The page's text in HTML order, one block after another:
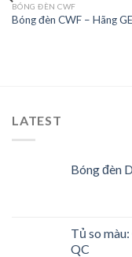
BÓNG ĐÈN CWF
Bóng đèn CWF – Hãng GE
LATEST
Bóng đèn
Tủ so
QC